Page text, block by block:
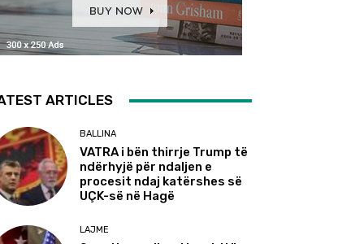
ARTICLES
BALLINA
VATRA i bën thirrje Trump të
ndërhyjë për ndaljen e
procesit ndaj katërshes së
UÇK-së në Hagë
LAJME